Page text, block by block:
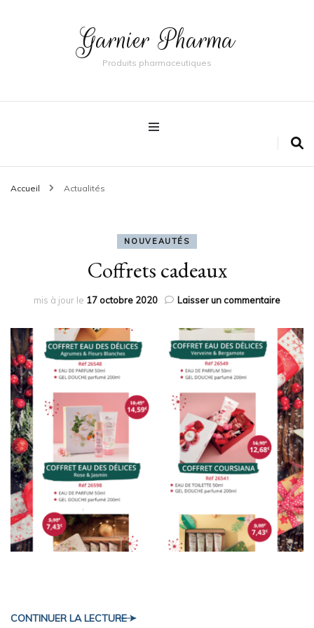
Garnier Pharma
Produits pharmaceutiques
Accueil Actualités
NOUVEAUTÉS
Coffrets cadeaux
mis à jour le 17 octobre 2020 Laisser un commentairesur
CONTINUER LA LECTURE